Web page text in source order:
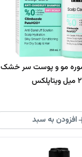
مو و پوست سر خشک
افزودن به سبد